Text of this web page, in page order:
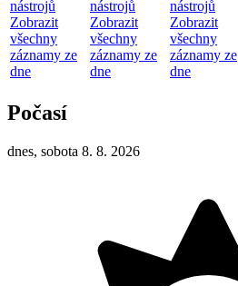
nástrojů
Zobrazit
všechny
záznamy ze
dne
nástrojů
Zobrazit
všechny
záznamy ze
dne
nástrojů
Zobrazit
všechny
záznamy ze
dne
Počasí
dnes, sobota 8. 8. 2026